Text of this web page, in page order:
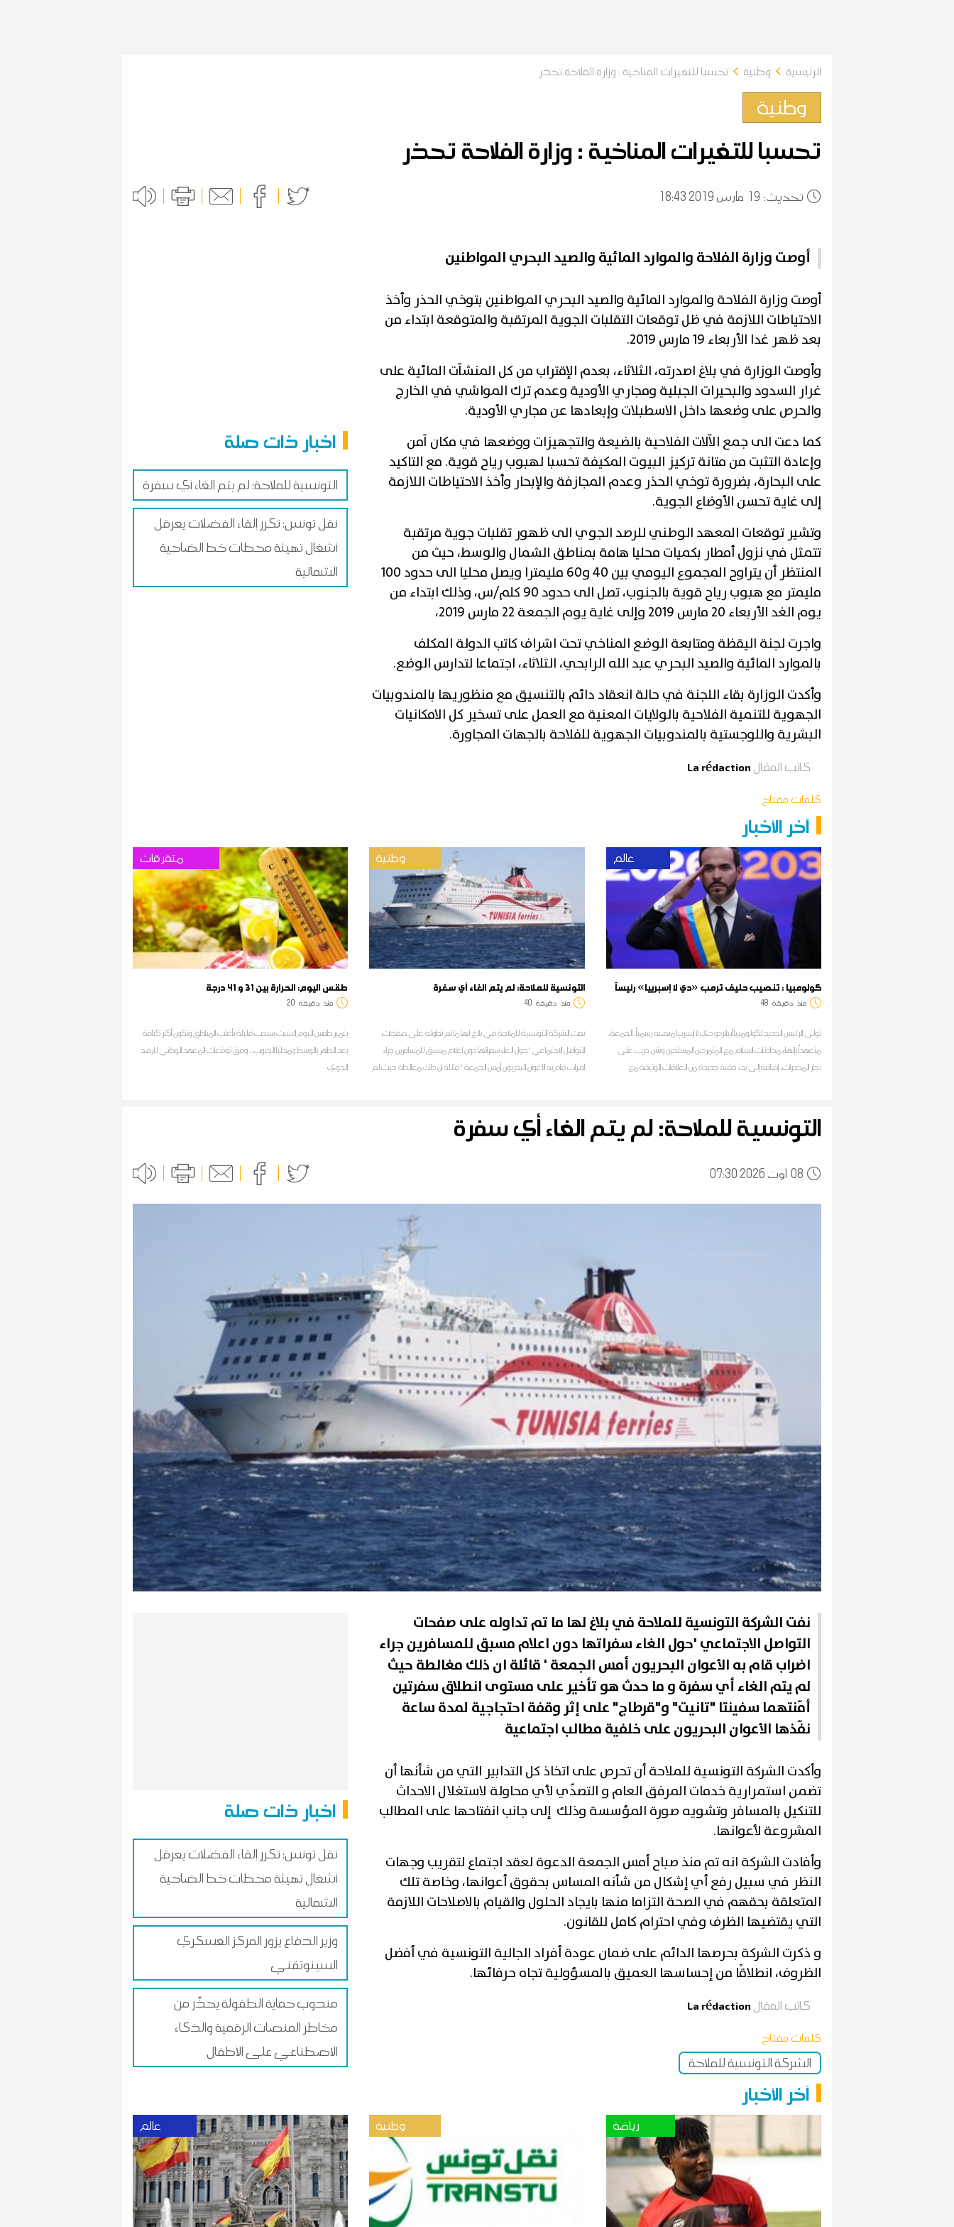
الرئيسية وطنية تحسبا للتغيرات المناخية : وزارة الفلاحة تحذر
وطنية
تحسبا للتغيرات المناخية : وزارة الفلاحة تحذر
:تحديث 19 18:43 2019 مارس
اخبار ذات صلة
التونسية للملاحة: لم يتم الغاء أي سفرة
نقل تونس: تكرر إلقاء الفضلات يعرقل
أشغال تهيئة محطات خط الضاحية
الشمالية
أوصت وزارة الفلاحة والموارد المائية والصيد البحري المواطنين
أوصت وزارة الفلاحة والموارد المائية والصيد البحري المواطنين بتوخي الحذر وأخذ
الاحتياطات اللازمة في ظل توقعات التقلبات الجوية المرتقبة والمتوقعة ابتداء من
بعد ظهر غدا الأربعاء 19 مارس 2019
.
وأوصت الوزارة في بلاغ اصدرته، الثلاثاء، بعدم الإقتراب من كل المنشآت المائية على
غرار السدود والبحيرات الجبلية ومجاري الأودية وعدم ترك المواشي في الخارج
والحرص على وضعها داخل الاسطبلات وإبعادها عن مجاري الأودية.
كما دعت الى جمع الآلات الفلاحية بالضيعة والتجهيزات ووضعها في مكان آمن
وإعادة التثبت من متانة تركيز البيوت المكيفة تحسبا لهبوب رياح قوية. مع التاكيد
على البحارة، بضرورة توخي الحذر وعدم المجازفة والإبحار وأخذ الاحتياطات اللازمة
إلى غاية تحسن الأوضاع الجوية.
وتشير توقعات المعهد الوطني للرصد الجوي الى ظهور تقلبات جوية مرتقبة
تتمثل في نزول أمطار بكميات محليا هامة بمناطق الشمال والوسط، حيث من
المنتظر أن يتراوح المجموع اليومي بين 40 و60 مليمترا ويصل محليا الى حدود 100
مليمتر مع هبوب رياح قوية بالجنوب، تصل الى حدود 90 كلم/س، وذلك ابتداء من
يوم الغد الأربعاء 20 مارس 2019 وإلى غاية يوم الجمعة 22 مارس 2019،
واجرت لجنة اليقظة ومتابعة الوضع المناخي تحت اشراف كاتب الدولة المكلف
بالموارد المائية والصيد البحري عبد الله الرابحي، الثلاثاء، اجتماعا لتدارس الوضع.
وأكدت الوزارة بقاء اللجنة في حالة انعقاد دائم بالتنسيق مع منظوريها بالمندوبيات
الجهوية للتنمية الفلاحية بالولايات المعنية مع العمل على تسخير كل الامكانيات
البشرية واللوجستية بالمندوبيات الجهوية للفلاحة بالجهات المجاورة.
كاتب المقال La rédaction
كلمات مفتاح
آخر الأخبار
متفرقات
طقس اليوم: الحرارة بين 31 و 41 درجة
منذ دقيقة 20
يتميز طقس اليوم السبت بسحب قليلة بأغلب المناطق وتكون أكثر كثافة
بعد الظهر بالوسط ومحليا الجنوب ، وفق توقعات المعهد الوطني للرصد
الجوي
وطنية
التونسية للملاحة: لم يتم الغاء أي سفرة
منذ دقيقة 40
نفت الشركة التونسية للملاحة في بلاغ لها ما تم تداوله على صفحات
التواصل الاجتماعي 'حول الغاء سفراتها دون اعلام مسبق للمسافرين جراء
اضراب قام به الأعوان البحريون أمس الجمعة ' قائلة ان ذلك مغالطة حيث لم
نفّذها الأعوان البحريون على خلفية مطالب اجتماعية
عالم
كولومبيا : تنصيب حليف ترمب «دي لا إسبرييا» رئيساً
منذ دقيقة 48
تولى الرئيس الجديد لكولومبيا أبيلاردو دي لا إسبرييا منصبه رسمياً، الجمعة،
متعهداً بإنهاء محادثات السلام مع المتمردين المسلحين وشن حرب على
تجار المخدرات، إضافة إلى بدء حقبة جديدة من العلاقات الوثيقة مع
التونسية للملاحة: لم يتم الغاء أي سفرة
0807:30 2026 أوت
اخبار ذات صلة
نقل تونس: تكرر إلقاء الفضلات يعرقل
أشغال تهيئة محطات خط الضاحية
الشمالية
وزير الدفاع يزور المركز العسكري
السينوتقني
مندوب حماية الطفولة يحذّر من
مخاطر المنصات الرقمية والذكاء
الاصطناعي على الأطفال
نفت الشركة التونسية للملاحة في بلاغ لها ما تم تداوله على صفحات
التواصل الاجتماعي 'حول الغاء سفراتها دون اعلام مسبق للمسافرين جراء
اضراب قام به الأعوان البحريون أمس الجمعة ' قائلة ان ذلك مغالطة حيث
لم يتم الغاء أي سفرة و ما حدث هو تأخير على مستوى انطلاق سفرتين
أمّنتهما سفينتا "تانيت" و"قرطاج" على إثر وقفة احتجاجية لمدة ساعة
نفّذها الأعوان البحريون على خلفية مطالب اجتماعية
وأكدت الشركة التونسية للملاحة أن تحرص على اتخاذ كل التدابير التي من شأنها أن
تضمن استمرارية خدمات المرفق العام و التصدّي لأي محاولة لاستغلال الاحداث
للتنكيل بالمسافر وتشويه صورة المؤسسة وذلك إلى جانب انفتاحها على المطالب
المشروعة لأعوانها.
وأفادت الشركة انه تم منذ صباح أمس الجمعة الدعوة لعقد اجتماع لتقريب وجهات
النظر في سبيل رفع أي إشكال من شأنه المساس بحقوق أعوانها، وخاصة تلك
المتعلقة بحقهم في الصحة التزاما منها بايجاد الحلول والقيام بالاصلاحات اللازمة
التي يقتضيها الظرف وفي احترام كامل للقانون.
و ذكرت الشركة بحرصها الدائم على ضمان عودة أفراد الجالية التونسية في أفضل
الظروف، انطلاقًا من إحساسها العميق بالمسؤولية تجاه حرفائها.
كاتب المقال La rédaction
كلمات مفتاح
الشركة التونسية للملاحة
آخر الأخبار
عالم وطنية رياضة